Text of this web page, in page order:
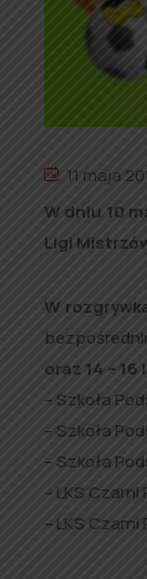
11 maja
W dniu 10
Ligi
W
oraz 14 – 16
– Szkoła
– Szkoła
– Szkoła
– LKS Czarni
– LKS Czarni